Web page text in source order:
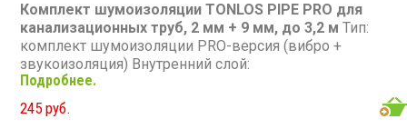
Комплект шумоизоляции TONLOS PIPE PRO для
канализационных труб, 2 мм + 9 мм, до 3,2 м Тип:
комплект шумоизоляции PRO-версия (вибро +
звукоизоляция) Внутренний слой:
виброизоляционный, 2 мм (7 листов) Внешний слой:
звукоизоляционный, 9 мм (5 универсальных + 4
спецлиста с перфорацией) Для труб: длина до 3,2 м,
Подробнее.
245 руб.